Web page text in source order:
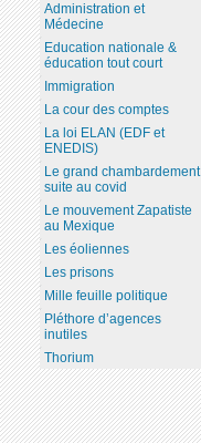
Administration et
Médecine
Education nationale &
éducation tout court
Immigration
La cour des comptes
La loi ELAN (EDF et
ENEDIS)
Le grand chambardement
suite au covid
Le mouvement Zapatiste
au Mexique
Les éoliennes
Les prisons
Mille feuille politique
Pléthore d’agences
inutiles
Thorium